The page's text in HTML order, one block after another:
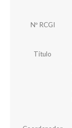
Nº RCGI
Título